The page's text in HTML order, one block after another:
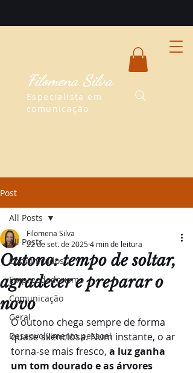
Filomena Silva
Especialista em
comunicação
Post
All Posts
Comunicados
Empreededorismo
Comunicação
Geral
Desenvolvimento pessoal
All Posts
Outono: tempo de soltar,
agradecer e preparar o
novo
Filomena Silva
22 de set. de 20254 min de leitura
O outono chega sempre de forma
quase silenciosa. Num instante, o ar
torna-se mais fresco, a luz ganha
um tom dourado e as árvores